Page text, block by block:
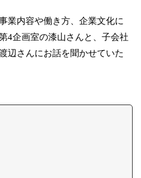
業内容や働き方、企業文化に
4企画室の漆山さんと、子会社
辺さんにお話を聞かせていた